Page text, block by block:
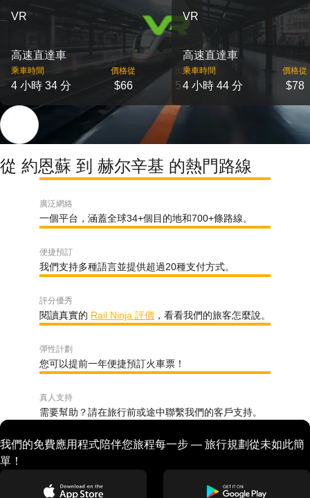
VR
高速直達車
乘車時間
4 小時 34 分
價格從
$66
出發
5
VR
高速直達車
乘車時間
4 小時 44 分
價格從
$78
從 約恩蘇 到 赫尔辛基 的熱門路線
廣泛網絡
一個平台，涵蓋全球34+個目的地和700+條路線。
便捷預訂
我們支持多種語言並提供超過20種支付方式。
評分優秀
閱讀真實的 Rail Ninja 評價 ，看看我們的旅客怎麼說。
彈性計劃
您可以提前一年便捷預訂火車票！
真人支持
需要幫助？請在旅行前或途中聯繫我們的客戶支持。
我們的免費應用程式陪伴您旅程每一步 — 旅行規劃從未如此簡
單！